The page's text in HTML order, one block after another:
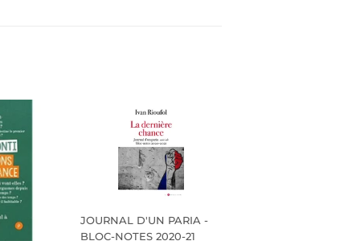
JOURNAL D'UN PARIA -
BLOC-NOTES 2020-21